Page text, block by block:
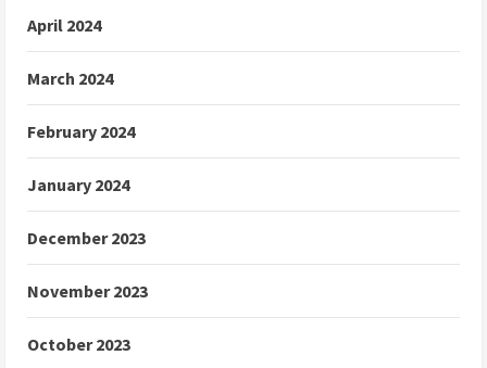
April 2024
March 2024
February 2024
January 2024
December 2023
November 2023
October 2023